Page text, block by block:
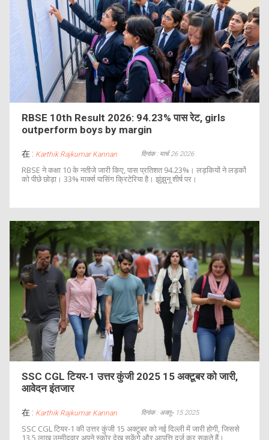
RBSE 10th Result 2026: 94.23% पास रेट, girls
outperform boys by margin
在 : Karthik Rajkumar Kannan दिनांक : मार्च 26 2026
RBSE ने कक्षा 10 के नतीजे जारी किए, पास प्रतिशत 94.23%। लड़कियों ने लड़कों
को पीछे छोड़ा। 33% मार्क्स पासिंग क्रिटेरिया है। झुंझुनू शीर्ष पर।
SSC CGL टियर‑1 उत्तर कुंजी 2025 15 अक्टूबर को जारी,
आवेदन इंतजार
在 : Karthik Rajkumar Kannan दिनांक : अक्तू॰ 15 2025
SSC CGL टियर‑1 की उत्तर कुंजी 15 अक्टूबर को नई दिल्ली में जारी होगी, जिससे
13.5 लाख उम्मीदवार अपने स्कोर देख सकेंगे और आपत्ति दर्ज कर सकते हैं।